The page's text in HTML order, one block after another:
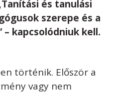
és tanulási
szerepe és a
kapcsolódniuk kell.
történik. Először a
vagy nem